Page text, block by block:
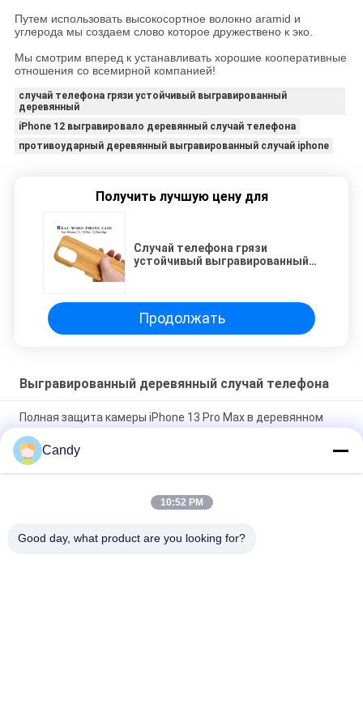
Путем использовать высокосортное волокно aramid и
углерода мы создаем слово которое дружествено к эко.
Мы смотрим вперед к устанавливать хорошие кооперативные
отношения со всемирной компанией!
случай телефона грязи устойчивый выгравированный
деревянный
iPhone 12 выгравировало деревянный случай телефона
противоударный деревянный выгравированный случай iphone
Получить лучшую цену для
Случай телефона грязи
устойчивый выгравированный
Продолжать
Выгравированный деревянный случай телефона
Полная защита камеры iPhone 13 Pro Max в деревянном
чехле
Пригладьте толщину 0.2mm случая телефона iPhone 13
мини деревянную
случай телефона iPhone 13 Pro деревянный с дизайном
Candy
10:52 PM
Good day, what product are you looking for?